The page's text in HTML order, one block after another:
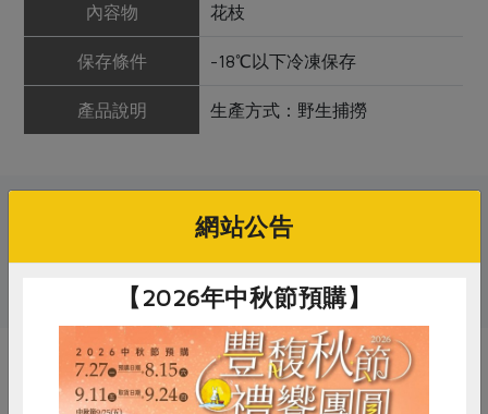
內容物 花枝
保存條件 -18℃以下冷凍保存
產品說明 生產方式：野生捕撈
關鍵字
你可能有興趣的產品
網站公告
【2026年中秋節預購】